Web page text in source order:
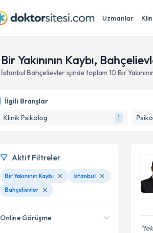
Uzmanlar
Bir Yakınının Kaybı,
İstanbul Bahçelievleriçinde toplam 10 Bir
İlgili Branşlar
Klinik Psikolog
1
Aktif Filtreler
Bir Yakınının Kaybı
İstanbul
Bahçelievler
Online Görüşme